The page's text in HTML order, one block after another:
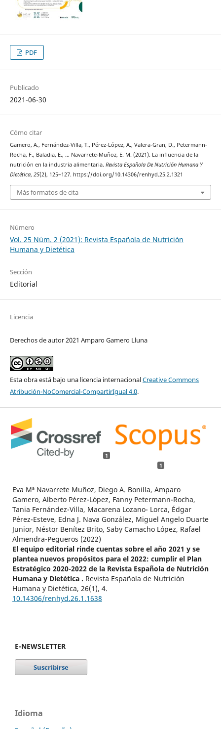
PDF
Publicado
2021-06-30
Cómo citar
Gamero, A., Fernández-Villa, T., Pérez-López, A., Valera-Gran, D., Petermann-
Rocha, F., Baladia, E., … Navarrete-Muñoz, E. M. (2021). La influencia de la
nutrición en la industria alimentaria. Revista Española De Nutrición Humana Y
Dietética, 25(2), 125–127. https://doi.org/10.14306/renhyd.25.2.1321
Más formatos de cita
Número
Vol. 25 Núm. 2 (2021): Revista Española de Nutrición
Humana y Dietética
Sección
Editorial
Licencia
Derechos de autor 2021 Amparo Gamero Lluna
Esta obra está bajo una licencia internacionalCreative Commons
Atribución-NoComercial-CompartirIgual 4.0.
1
1
Eva Mª Navarrete Muñoz, Diego A. Bonilla, Amparo
Gamero, Alberto Pérez-López, Fanny Petermann-Rocha,
Tania Fernández-Villa, Macarena Lozano- Lorca, Édgar
Pérez-Esteve, Edna J. Nava González, Miguel Angelo Duarte
Junior, Néstor Benítez Brito, Saby Camacho López, Rafael
Almendra-Pegueros (2022)
El equipo editorial rinde cuentas sobre el año 2021 y se
plantea nuevos propósitos para el 2022: cumplir el Plan
Estratégico 2020-2022 de la Revista Española de Nutrición
Humana y Dietética . Revista Española de Nutrición
Humana y Dietética, 26(1), 4.
10.14306/renhyd.26.1.1638
E-NEWSLETTER
Idioma